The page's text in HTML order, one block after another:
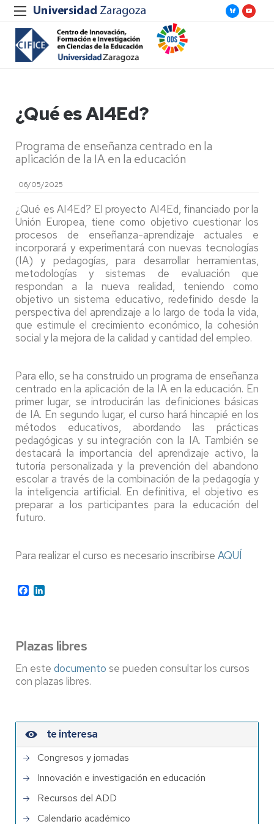
¿Qué es AI4Ed?
Programa de enseñanza centrado en la
aplicación de la IA en la educación
06/05/2025
¿Qué es AI4Ed? El proyecto AI4Ed, financiado por la
Unión Europea, tiene como objetivo cuestionar los
procesos de enseñanza-aprendizaje actuales e
incorporará y experimentará con nuevas tecnologías
(IA) y pedagogías, para desarrollar herramientas,
metodologías y sistemas de evaluación que
respondan a la nueva realidad, teniendo como
objetivo un sistema educativo, redefinido desde la
perspectiva del aprendizaje a lo largo de toda la vida,
que estimule el crecimiento económico, la cohesión
social y la mejora de la calidad y cantidad del empleo.
Para ello, se ha construido un programa de enseñanza
centrado en la aplicación de la IA en la educación. En
primer lugar, se introducirán las definiciones básicas
de IA. En segundo lugar, el curso hará hincapié en los
métodos educativos, abordando las prácticas
pedagógicas y su integración con la IA. También se
destacará la importancia del aprendizaje activo, la
tutoría personalizada y la prevención del abandono
escolar a través de la combinación de la pedagogía y
la inteligencia artificial. En definitiva, el objetivo es
preparar a los participantes para la educación del
futuro.
Para realizar el curso es necesario inscribirse AQUÍ
Facebook
Plazas libres
En este documento se pueden consultar los cursos
con plazas libres.
te interesa
Congresos y jornadas
Innovación e investigación en educación
Recursos del ADD
Calendario académico